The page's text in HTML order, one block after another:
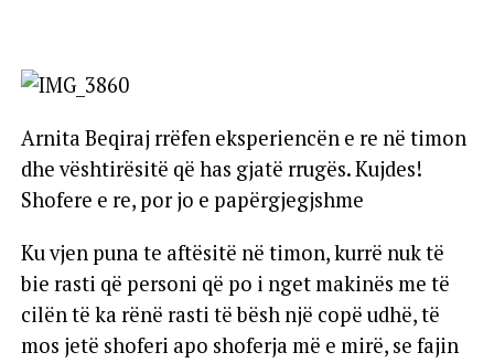
Arnita Beqiraj rrëfen eksperiencën e re në timon
dhe vështirësitë që has gjatë rrugës. Kujdes!
Shofere e re, por jo e papërgjegjshme
Ku vjen puna te aftësitë në timon, kurrë nuk të
bie rasti që personi që po i nget makinës me të
cilën të ka rënë rasti të bësh një copë udhë, të
mos jetë shoferi apo shoferja më e mirë, se fajin